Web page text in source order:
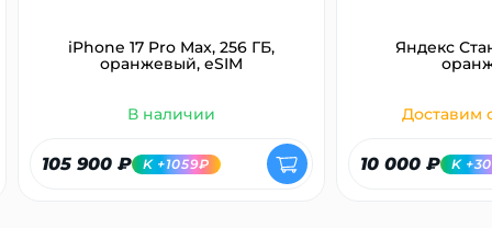
iPhone 17 Pro Max, 256 ГБ,
оранжевый, eSIM
В наличии
105 900 ₽ K +1059₽
Яндекс
Доставим
10 000 ₽ K